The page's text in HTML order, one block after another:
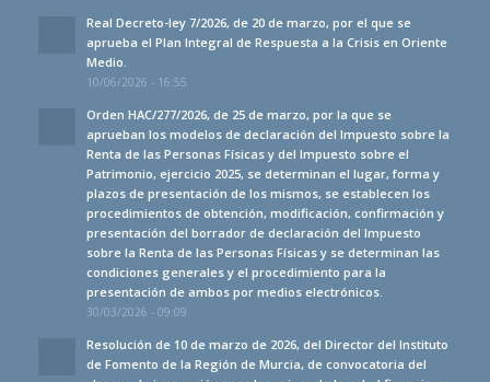
Real Decreto-ley 7/2026, de 20 de marzo, por el que se
aprueba el Plan Integral de Respuesta a la Crisis en Oriente
Medio.
10/06/2026 - 16:55
Orden HAC/277/2026, de 25 de marzo, por la que se
aprueban los modelos de declaración del Impuesto sobre la
Renta de las Personas Físicas y del Impuesto sobre el
Patrimonio, ejercicio 2025, se determinan el lugar, forma y
plazos de presentación de los mismos, se establecen los
procedimientos de obtención, modificación, confirmación y
presentación del borrador de declaración del Impuesto
sobre la Renta de las Personas Físicas y se determinan las
condiciones generales y el procedimiento para la
presentación de ambos por medios electrónicos.
30/03/2026 - 09:09
Resolución de 10 de marzo de 2026, del Director del Instituto
de Fomento de la Región de Murcia, de convocatoria del